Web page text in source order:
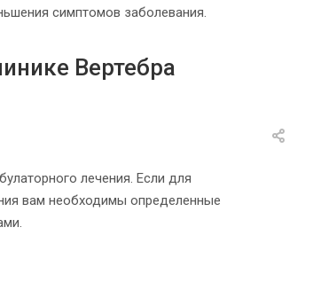
симптомов заболевания.
Вертебра
лечения. Если для
вам необходимы определенные